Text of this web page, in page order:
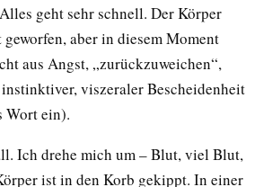
geht sehr schnell. Der Körper
aber in diesem Moment
aus Angst, „zurückzuweichen“,
viszeraler Bescheidenheit
Wort ein).
Ich drehe mich um – Blut, viel Blut,
ist in den Korb gekippt. In einer